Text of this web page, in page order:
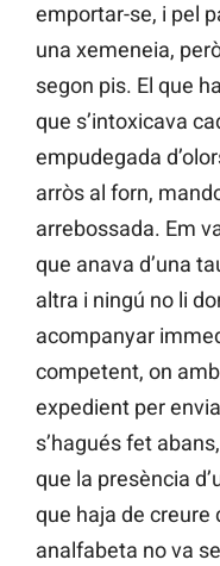
emportar-se, i pel
una xemeneia,
segon pis. El que
que s’intoxicava
empudegada
arròs al forn,
arrebossada. Em
que anava d’una
altra i ningú no li
acompanyar
competent, on
expedient per
s’hagués fet
que la presència
que haja de creure
analfabeta no va